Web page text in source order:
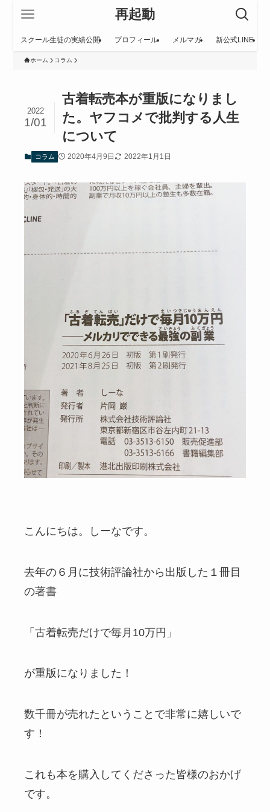
再起動
スクール生徒の実績公開 プロフィール メルマガ 新公式LINE
ホーム コラム
古着転売本が重版になりまし
た。ヤフコメで批判する人生
について
2022
1/01
コラム 2020年4月9日 2022年1月1日
こんにちは。しーなです。
去年の６月に技術評論社から出版した１冊目
の著書
「古着転売だけで毎月10万円」
が重版になりました！
数千冊が売れたということで非常に嬉しいで
す！
これも本を購入してくださった皆様のおかげ
です。